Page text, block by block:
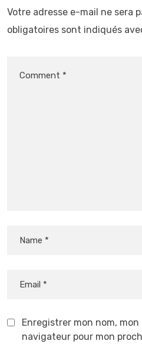
Votre adresse e-mail ne sera
obligatoires sont indiqués
Enregistrer mon nom,
navigateur pour mon